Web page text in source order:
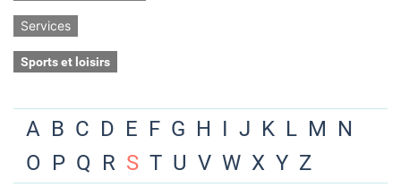
Services
Sports et loisirs
A B C D E F G H I J K L M N
O P Q R S T U V W X Y Z